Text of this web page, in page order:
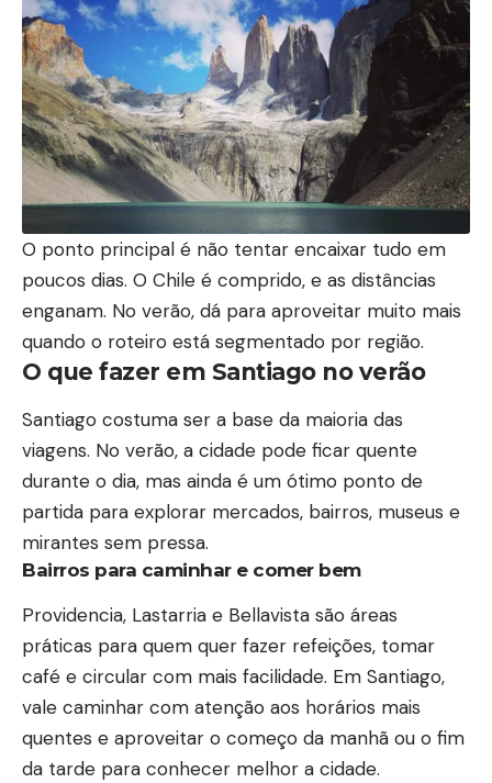
O ponto principal é não tentar encaixar tudo em
poucos dias. O Chile é comprido, e as distâncias
enganam. No verão, dá para aproveitar muito mais
quando o roteiro está segmentado por região.
O que fazer em Santiago no verão
Santiago costuma ser a base da maioria das
viagens. No verão, a cidade pode ficar quente
durante o dia, mas ainda é um ótimo ponto de
partida para explorar mercados, bairros, museus e
mirantes sem pressa.
Bairros para caminhar e comer bem
Providencia, Lastarria e Bellavista são áreas
práticas para quem quer fazer refeições, tomar
café e circular com mais facilidade. Em Santiago,
vale caminhar com atenção aos horários mais
quentes e aproveitar o começo da manhã ou o fim
da tarde para conhecer melhor a cidade.